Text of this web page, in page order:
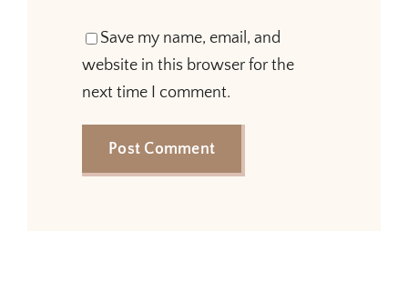
Save my name, email, and
website in this browser for the
next time I comment.